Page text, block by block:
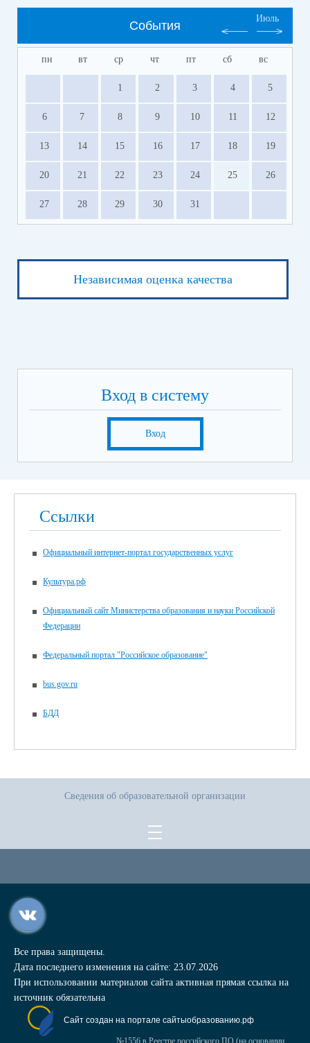
События
Июль
пн вт ср чт пт сб вс
1 2 3 4 5
6 7 8 9 10 11 12
13 14 15 16 17 18 19
20 21 22 23 24 25 26
27 28 29 30 31
Независимая оценка качества
Вход в систему
Вход
Ссылки
Официальный интернет-портал государственных услуг
Культура.рф
Официальный сайт Министерства образования и науки Российской
Федерации
Федеральный портал "Российское образование"
bus.gov.ru
БДД
Сведения об образовательной организации
Все права защищены.
Дата последнего изменения на сайте: 23.07.2026
При использовании материалов сайта активная прямая ссылка на
источник обязательна
Сайт создан на портале сайтыобразованию.рф
№1556 в Реестре российского ПО (на основании